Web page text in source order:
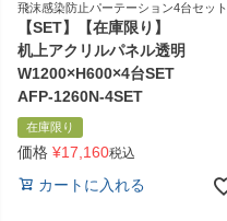
飛沫感染防止パーテーション4台セット
【SET】【在庫限り】
机上アクリルパネル透明
W1200×H600×4台SET
AFP-1260N-4SET
在庫限り
価格 ¥17,160税込
カートに入れる